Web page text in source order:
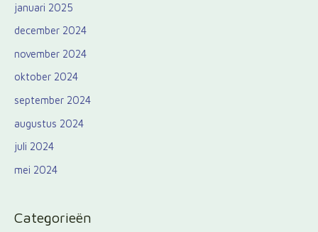
januari 2025
december 2024
november 2024
oktober 2024
september 2024
augustus 2024
juli 2024
mei 2024
Categorieën